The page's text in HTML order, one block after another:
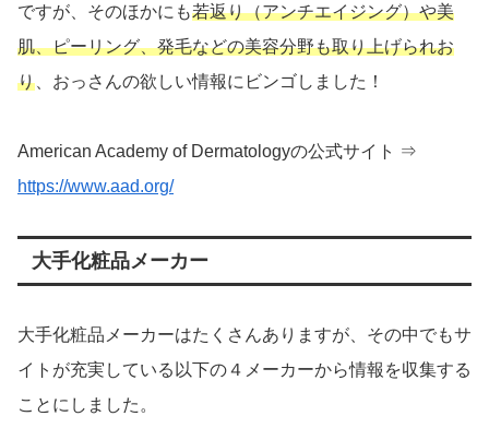
ですが、そのほかにも若返り（アンチエイジング）や美
肌、ピーリング、発毛などの美容分野も取り上げられお
り 、おっさんの欲しい情報にビンゴしました！
American Academy of Dermatologyの公式サイト ⇒
https://www.aad.org/
大手化粧品メーカー
大手化粧品メーカーはたくさんありますが、その中でもサ
イトが充実している以下の４メーカーから情報を収集する
ことにしました。